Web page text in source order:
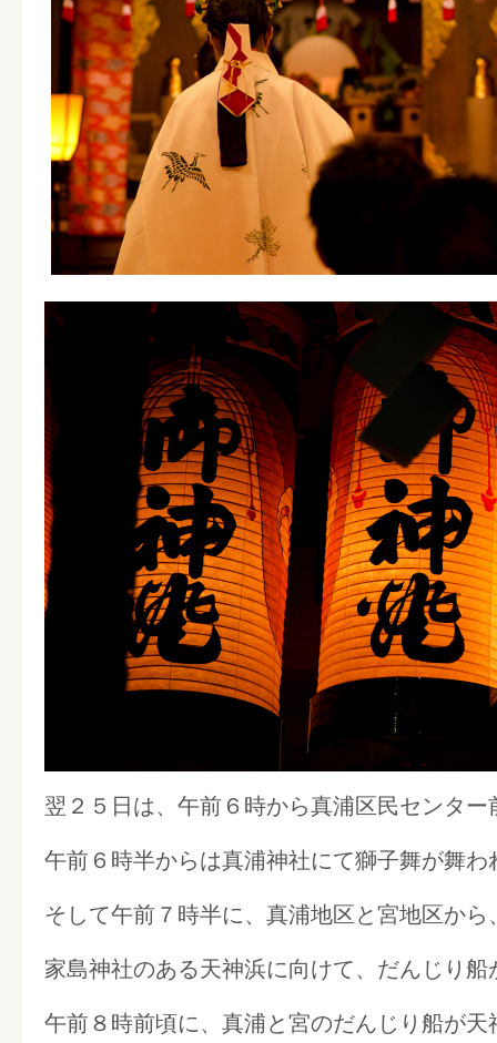
翌２５日は、午前６時から真浦区民センタ
午前６時半からは真浦神社にて獅子舞が舞わ
そして午前７時半に、真浦地区と宮地区から
家島神社のある天神浜に向けて、だんじり船
午前８時前頃に、真浦と宮のだんじり船が天